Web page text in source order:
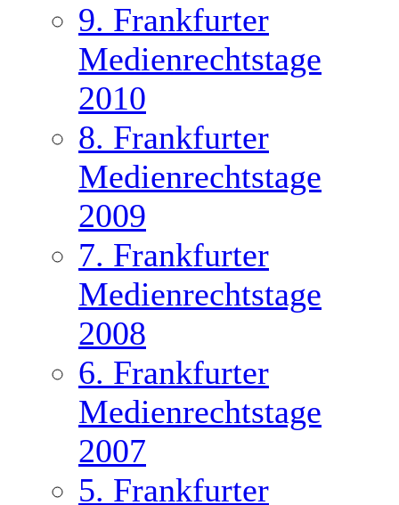
9. Frankfurter
Medienrechtstage
2010
8. Frankfurter
Medienrechtstage
2009
7. Frankfurter
Medienrechtstage
2008
6. Frankfurter
Medienrechtstage
2007
5. Frankfurter